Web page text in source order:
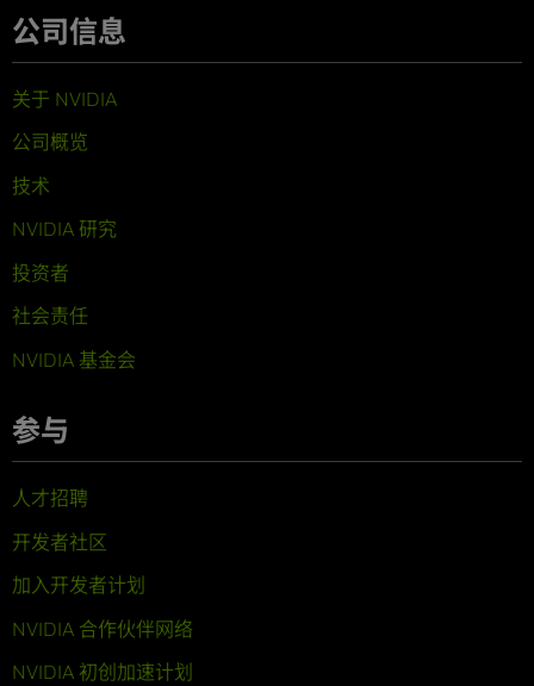
公司信息
关于 NVIDIA
公司概览
技术
NVIDIA 研究
投资者
社会责任
NVIDIA 基金会
参与
人才招聘
开发者社区
加入开发者计划
NVIDIA 合作伙伴网络
NVIDIA 初创加速计划